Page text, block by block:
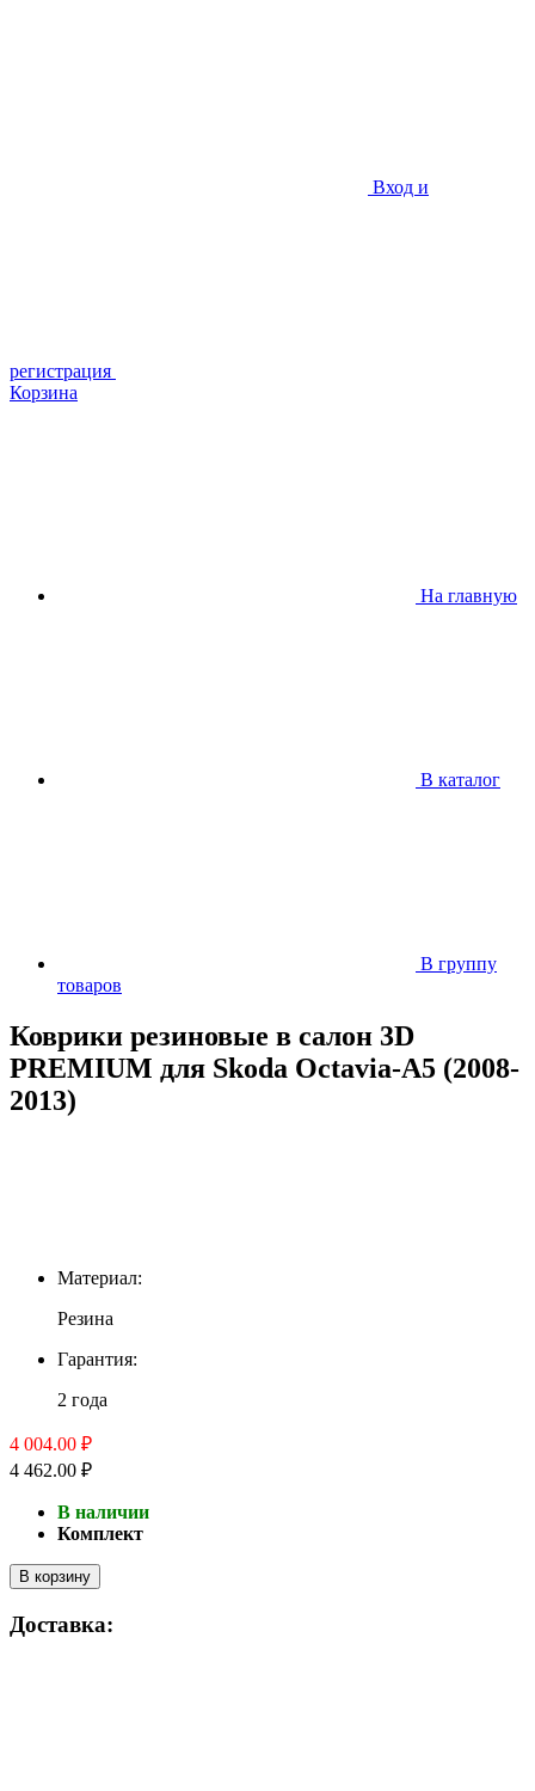
Вход и
регистрация
Корзина
На главную
В каталог
В группу
товаров
Коврики резиновые в салон 3D
PREMIUM для Skoda Octavia-A5 (2008-
2013)
Материал:
Резина
Гарантия:
2 года
4 004.00 ₽
4 462.00 ₽
В наличии
Комплект
В корзину
Доставка: